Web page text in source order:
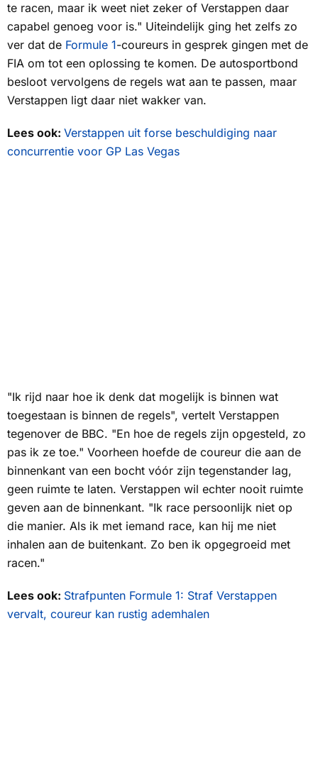
te racen, maar ik weet niet zeker of Verstappen daar
capabel genoeg voor is." Uiteindelijk ging het zelfs zo
ver dat de Formule 1-coureurs in gesprek gingen met de
FIA om tot een oplossing te komen. De autosportbond
besloot vervolgens de regels wat aan te passen, maar
Verstappen ligt daar niet wakker van.
Lees ook: Verstappen uit forse beschuldiging naar
concurrentie voor GP Las Vegas
"Ik rijd naar hoe ik denk dat mogelijk is binnen wat
toegestaan is binnen de regels", vertelt Verstappen
tegenover de BBC. "En hoe de regels zijn opgesteld, zo
pas ik ze toe." Voorheen hoefde de coureur die aan de
binnenkant van een bocht vóór zijn tegenstander lag,
geen ruimte te laten. Verstappen wil echter nooit ruimte
geven aan de binnenkant. "Ik race persoonlijk niet op
die manier. Als ik met iemand race, kan hij me niet
inhalen aan de buitenkant. Zo ben ik opgegroeid met
racen."
Lees ook: Strafpunten Formule 1: Straf Verstappen
vervalt, coureur kan rustig ademhalen